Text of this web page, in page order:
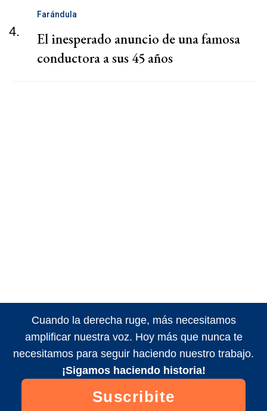
4.
Farándula
El inesperado anuncio de una famosa
conductora a sus 45 años
Cuando la derecha ruge, más necesitamos
amplificar nuestra voz. Hoy más que nunca te
necesitamos para seguir haciendo nuestro trabajo.
¡Sigamos haciendo historia!
Suscribite